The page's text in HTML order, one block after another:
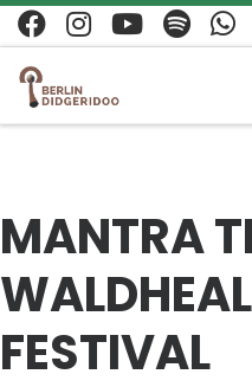
Zum Inhalt springen
MANTRA
FESTIVAL